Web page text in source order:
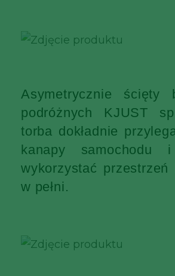
Asymetrycznie ścięty
podróżnych KJUST
torba dokładnie
kanapy samochodu
wykorzystać przestrzeń
w pełni.